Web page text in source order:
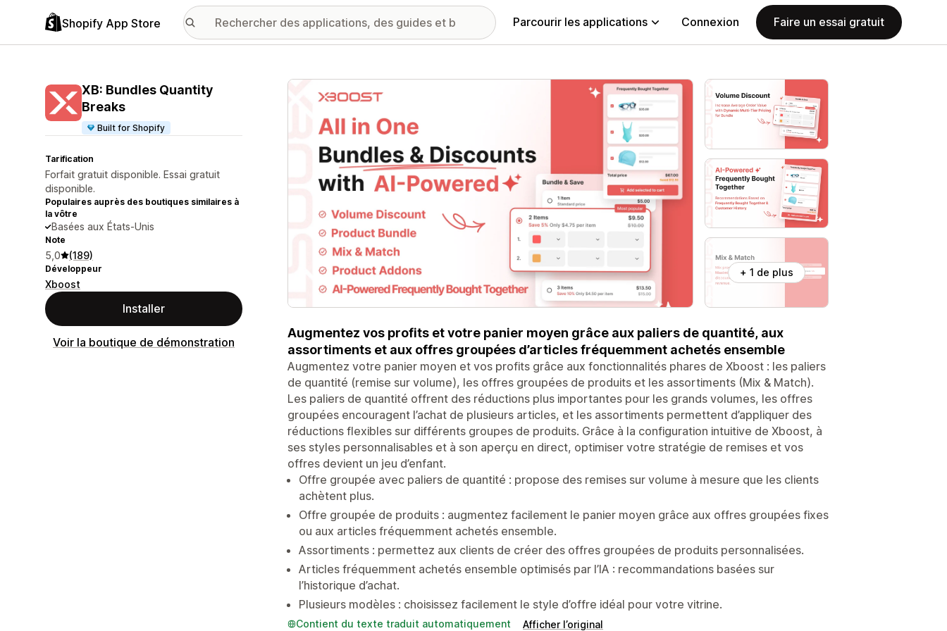
Shopify App Store Parcourir les applications Connexion Faire un essai gratuit
XB: Bundles Quantity
Breaks
Built for Shopify
Tarification
Forfait gratuit disponible. Essai gratuit
disponible.
Populaires auprès des boutiques similaires à
la vôtre
Basées aux États-Unis
Note
5,0 (189)
Développeur
Xboost
Installer
Voir la boutique de démonstration
Galerie d’images vedette
+ 1 de plus
Augmentez vos profits et votre panier moyen grâce aux paliers de quantité, aux
assortiments et aux offres groupées d’articles fréquemment achetés ensemble
Augmentez votre panier moyen et vos profits grâce aux fonctionnalités phares de Xboost : les paliers
de quantité (remise sur volume), les offres groupées de produits et les assortiments (Mix & Match).
Les paliers de quantité offrent des réductions plus importantes pour les grands volumes, les offres
groupées encouragent l’achat de plusieurs articles, et les assortiments permettent d’appliquer des
réductions flexibles sur différents groupes de produits. Grâce à la configuration intuitive de Xboost, à
ses styles personnalisables et à son aperçu en direct, optimiser votre stratégie de remises et vos
offres devient un jeu d’enfant.
Offre groupée avec paliers de quantité : propose des remises sur volume à mesure que les clients
achètent plus.
Offre groupée de produits : augmentez facilement le panier moyen grâce aux offres groupées fixes
ou aux articles fréquemment achetés ensemble.
Assortiments : permettez aux clients de créer des offres groupées de produits personnalisées.
Articles fréquemment achetés ensemble optimisés par l’IA : recommandations basées sur
l’historique d’achat.
Plusieurs modèles : choisissez facilement le style d’offre idéal pour votre vitrine.
Contient du texte traduit automatiquement Afficher l’original